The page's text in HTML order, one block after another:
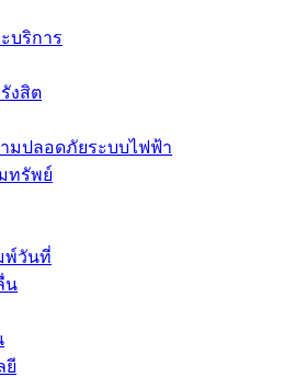
บริการ
งสิต
มปลอดภัยระบบไฟฟ้า
ทรัพย์
พ์วันที่
น
ยี